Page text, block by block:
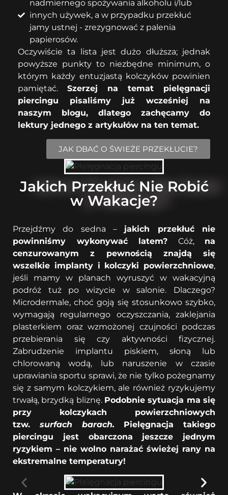
nadmiernego spożywania alkoholu i/lub
innych używek, a w przypadku przekłuć
jamy ustnej - zrezygnować z palenia
papierosów.
Oczywiście ta lista jest dużo dłuższa; jednak
powyższe punkty to niezbędne minimum, o
którym każdy entuzjastą kolczyków powinien
pamiętać. Szerzej na temat pielęgnacji
piercingu pisaliśmy już wcześniej na
naszym blogu, dlatego zachęcamy do
lektury jednego z artykułów na ten temat.
JAK DBAĆ O ŚWIEŻE PRZEKŁUCIE?
Jakich Przekłuć Nie Robić
w Wakacje?
Przejdźmy do sedna – jakich przekłuć nie
powinniśmy wykonywać latem? Cóż, na
cenzurowanym z pewnością znajdą się
wszelkie implanty i kolczyki powierzchniowe,
jeśli mamy w planach wyruszyć w wakacyjną
podróż tuż po wizycie w salonie. Dlaczego?
Microdermale, choć goją się stosunkowo szybko,
wymagają regularnego oczyszczania, zaklejania
plasterkiem oraz wzmożonej czujności podczas
przebierania się czy aktywności fizycznej.
Zabrudzenie implantu piskiem, słoną lub
chlorowaną wodą, lub naruszenie w czasie
uprawiania sportu sprawi, że nie tylko pożegnamy
się z samym kolczykiem, ale również ryzykujemy
trwałą, brzydką bliznę. Podobnie sytuacja ma się
przy kolczykach powierzchniowych
tzw. surfach barach. Pielęgnacja takiego
piercingu jest obarczona jeszcze jednym
ryzykiem – nie wolno narażać świeżej rany na
ekstremalne temperatury!